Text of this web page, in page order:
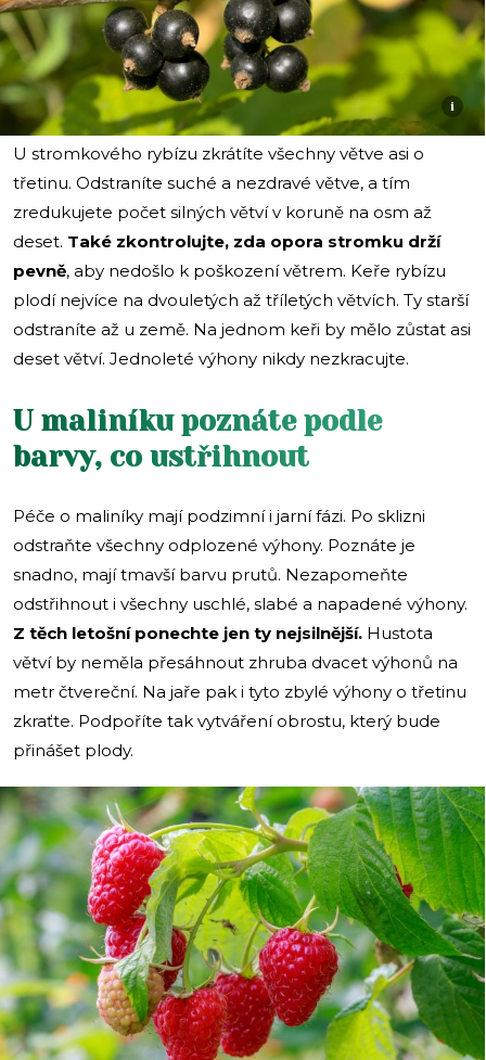
i
U stromkového rybízu zkrátíte všechny větve asi o
třetinu. Odstraníte suché a nezdravé větve, a tím
zredukujete počet silných větví v koruně na osm až
deset. Také zkontrolujte, zda opora stromku drží
pevně, aby nedošlo k poškození větrem. Keře rybízu
plodí nejvíce na dvouletých až tříletých větvích. Ty starší
odstraníte až u země. Na jednom keři by mělo zůstat asi
deset větví. Jednoleté výhony nikdy nezkracujte.
U maliníku poznáte podle
barvy, co ustřihnout
Péče o maliníky mají podzimní i jarní fázi. Po sklizni
odstraňte všechny odplozené výhony. Poznáte je
snadno, mají tmavší barvu prutů. Nezapomeňte
odstřihnout i všechny uschlé, slabé a napadené výhony.
Z těch letošní ponechte jen ty nejsilnější. Hustota
větví by neměla přesáhnout zhruba dvacet výhonů na
metr čtvereční. Na jaře pak i tyto zbylé výhony o třetinu
zkraťte. Podpoříte tak vytváření obrostu, který bude
přinášet plody.